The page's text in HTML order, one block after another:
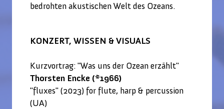
bedrohten akustischen Welt des Ozeans.
KONZERT, WISSEN & VISUALS
Kurzvortrag: "Was uns der Ozean erzählt"
Thorsten Encke (*1966)
"fluxes" (2023) for flute, harp & percussion
(UA)